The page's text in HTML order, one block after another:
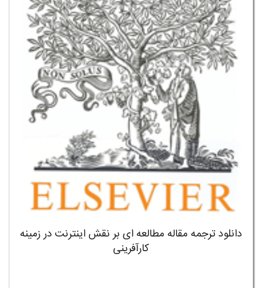
دانلود ترجمه مقاله مطالعه ای بر نقش اینترنت در زمینه
کارآفرینی